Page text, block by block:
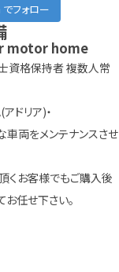
フォロー
motor home
資格保持者 複数人常
ドリア)・
両をメンテナンスさせ
くお客様でもご購入後
任せ下さい。